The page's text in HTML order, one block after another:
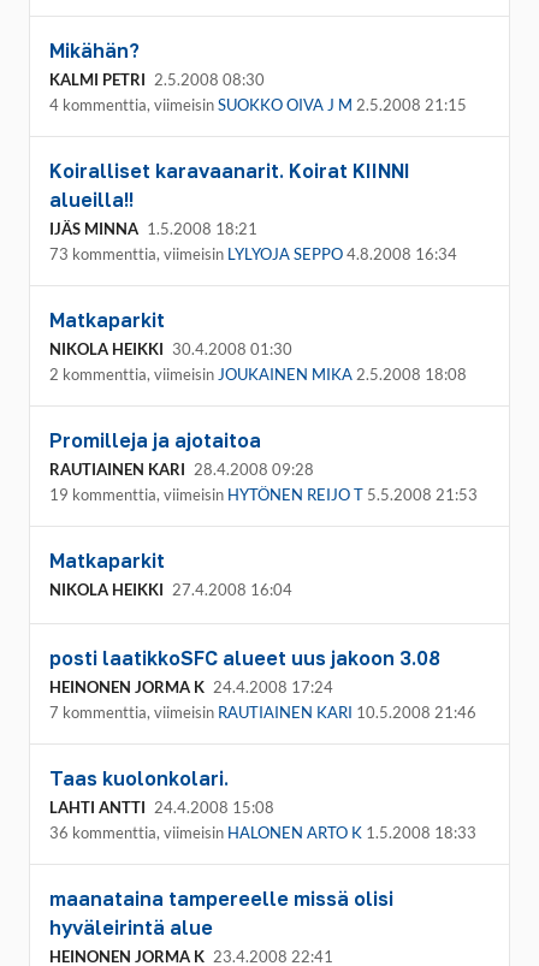
Mikähän?
KALMI PETRI 2.5.2008 08:30
4 kommenttia, viimeisinSUOKKO OIVA J M 2.5.2008 21:15
Koiralliset karavaanarit. Koirat KIINNI
alueilla!!
IJÄS MINNA 1.5.2008 18:21
73 kommenttia, viimeisin LYLYOJA SEPPO4.8.2008 16:34
Matkaparkit
NIKOLA HEIKKI 30.4.2008 01:30
2 kommenttia, viimeisin JOUKAINEN MIKA 2.5.2008 18:08
Promilleja ja ajotaitoa
RAUTIAINEN KARI 28.4.2008 09:28
19 kommenttia, viimeisin HYTÖNEN REIJO T 5.5.2008 21:53
Matkaparkit
NIKOLA HEIKKI 27.4.2008 16:04
posti laatikkoSFC alueet uus jakoon 3.08
HEINONEN JORMA K 24.4.2008 17:24
7 kommenttia, viimeisin RAUTIAINEN KARI 10.5.2008 21:46
Taas kuolonkolari.
LAHTI ANTTI 24.4.2008 15:08
36 kommenttia, viimeisin HALONEN ARTO K 1.5.2008 18:33
maanataina tampereelle missä olisi
hyväleirintä alue
HEINONEN JORMA K 23.4.2008 22:41